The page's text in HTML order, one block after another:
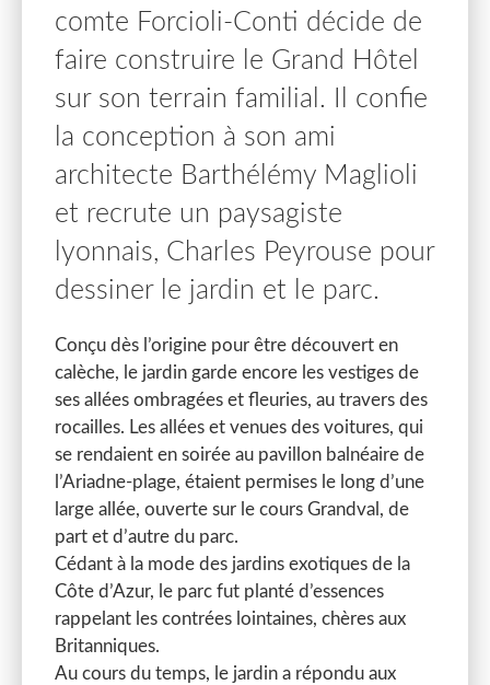
comte Forcioli-Conti décide de
faire construire le Grand Hôtel
sur son terrain familial. Il confie
la conception à son ami
architecte Barthélémy Maglioli
et recrute un paysagiste
lyonnais, Charles Peyrouse pour
dessiner le jardin et le parc.
Conçu dès l’origine pour être découvert en
calèche, le jardin garde encore les vestiges de
ses allées ombragées et fleuries, au travers des
rocailles. Les allées et venues des voitures, qui
se rendaient en soirée au pavillon balnéaire de
l’Ariadne-plage, étaient permises le long d’une
large allée, ouverte sur le cours Grandval, de
part et d’autre du parc.
Cédant à la mode des jardins exotiques de la
Côte d’Azur, le parc fut planté d’essences
rappelant les contrées lointaines, chères aux
Britanniques.
Au cours du temps, le jardin a répondu aux